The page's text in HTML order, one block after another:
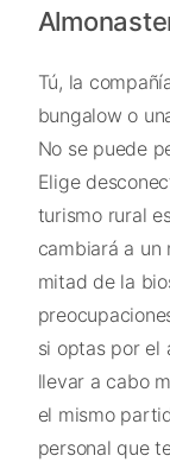
Tú, la
bungalow o
No se puede
Elige
turismo rural
cambiará a un
mitad de la
si optas por el
llevar a cabo
el mismo
personal que